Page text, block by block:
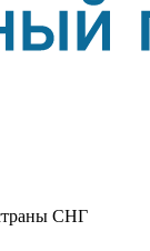
СНГ